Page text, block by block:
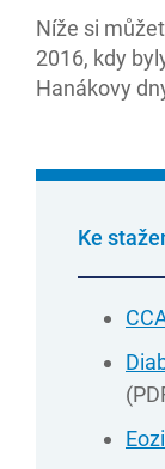
Níže si
2016, kdy
Hanákovy
Ke